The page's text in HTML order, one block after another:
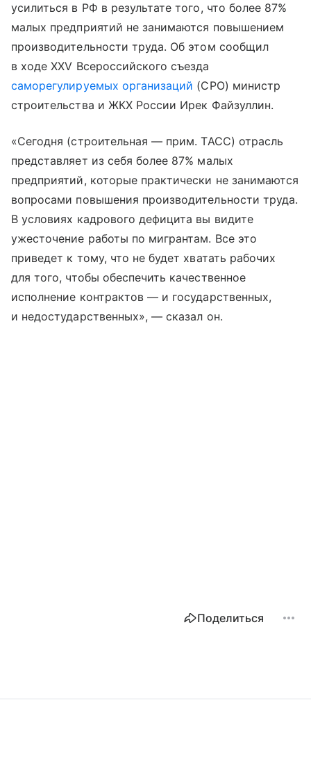
усилиться в РФ в результате того, что более 87%
малых предприятий не занимаются повышением
производительности труда. Об этом сообщил
в ходе XXV Всероссийского съезда
саморегулируемых организаций (СРО) министр
строительства и ЖКХ России Ирек Файзуллин.
«Сегодня (строительная — прим. ТАСС) отрасль
представляет из себя более 87% малых
предприятий, которые практически не занимаются
вопросами повышения производительности труда.
В условиях кадрового дефицита вы видите
ужесточение работы по мигрантам. Все это
приведет к тому, что не будет хватать рабочих
для того, чтобы обеспечить качественное
исполнение контрактов — и государственных,
и недостударственных», — сказал он.
Поделиться